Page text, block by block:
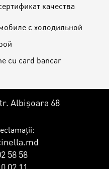
качества
с холодильной
cu card bancar
Albișoara 68
58 58